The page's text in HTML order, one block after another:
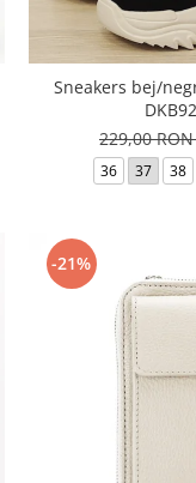
Sneakers bej/
229,00
36 37 38
-21%